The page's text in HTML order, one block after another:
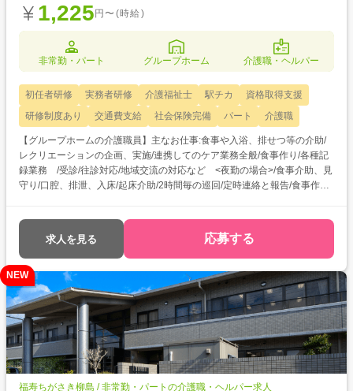
1,225 円〜(時給)
非常勤・パート グループホーム 介護職・ヘルパー
初任者研修 実務者研修 介護福祉士 駅チカ
資格取得支援
研修制度あり
交通費支給 社会保険完備 パート 介護職
【グループホームの介護職員】主なお仕事:食事や入浴、排せつ等の介助/
レクリエーションの企画、実施/連携してのケア業務全般/食事作り/各種記
録業務 /受診/往診対応/地域交流の対応など <夜勤の場合>/食事介助、見
守り/口腔、排泄、入床/起床介助/2時間毎の巡回/定時連絡と報告/食事作り
求人を見る 応募する
NEW
福寿ちがさき柳島 / 非常勤・パートの介護職・ヘルパー求人